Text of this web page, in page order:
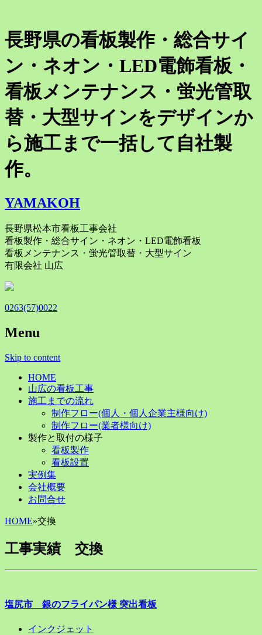
長野県の看板製作・総合サイ
ン・ネオン・LED電飾看板・
看板メンテナンス・蛍光管取
替・大型サインをデザインか
ら施工まで一括して自社製
作。
YAMAKOH
長野県松本市看板工事会社
看板製作・総合サイン・ネオン・LED電飾看板
看板メンテナンス・蛍光管取替・大型サイン
有限会社 山広
0263(57)0022
Menu
Skip to content
HOME
山広の看板工事
施工までの流れ
制作フロー(個人・個人企業主様向け)
制作フロー(業者様向け)
製作と取付の様子
看板製作
看板設置
実例集
会社概要
お問合せ
HOME»交換
工事実績 交換
塩尻市 銀のフライパン様 突出看板
インクジェット